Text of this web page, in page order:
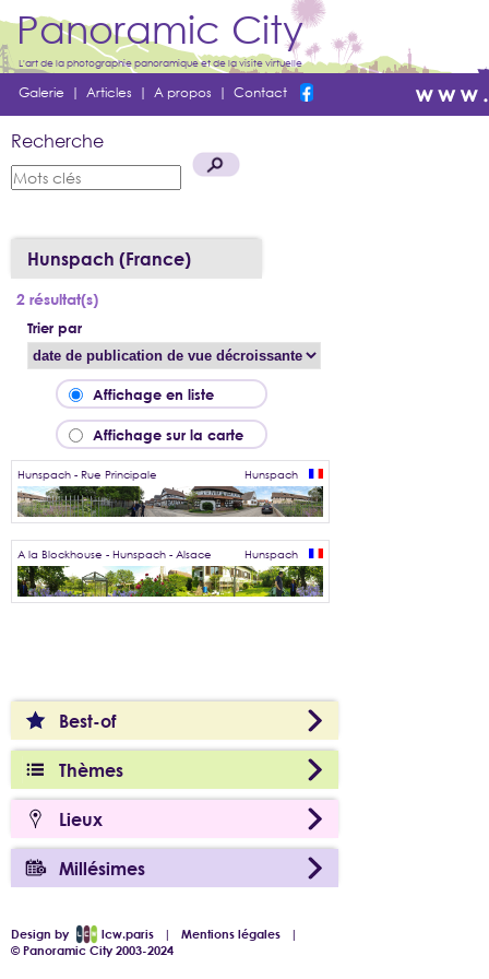
Panoramic City
L'art de la photographie panoramique et de la visite virtuelle
Galerie | Articles | A propos | Contact
Recherche
Best-of
Thèmes
Lieux
Millésimes
Hunspach (France)
2 résultat(s)
Trier par
Affichage en liste
Affichage sur la carte
Hunspach - Rue Principale Hunspach
A la Blockhouse - Hunspach - Alsace Hunspach
Design by lcw.paris |Mentions légales |
© Panoramic City 2003-2024